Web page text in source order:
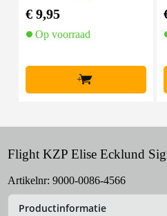
€ 9,95
Op voorraad
+
Flight KZP Elise Ecklund
Artikelnr: 9000-0086-4566
Productinformatie